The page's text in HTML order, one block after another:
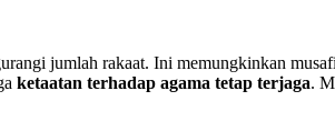
jumlah rakaat. Ini memungkinkan
ketaatan terhadap agama tetap terjaga.